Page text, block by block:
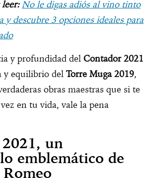
leer: No le digas adiós al vino tinto
y descubre 3 opciones ideales para
y profundidad del Contador 2021
y equilibrio delTorre Muga 2019,
obras maestras que si te
en tu vida, vale la pena
un
emblemático de